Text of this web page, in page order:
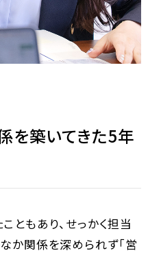
を築いてきた5年
ともあり、せっかく担当
か関係を深められず「営